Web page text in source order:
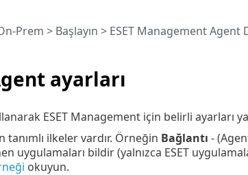
ayarları
Prem > Başlayın > ESET Management Agent
ESET Management için belirli ayarları
ilkeler vardır. Örneğin Bağlantı -
uygulamaları bildir (yalnızca ESET
okuyun.